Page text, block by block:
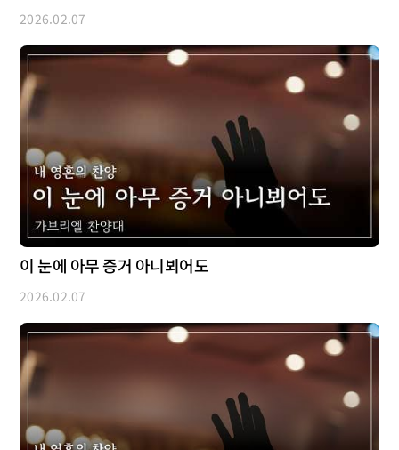
2026.02.07
이 눈에 아무 증거 아니뵈어도
2026.02.07